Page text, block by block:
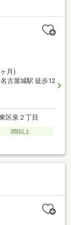
月)
古屋城駅 徒歩12
区泉２丁目
2階以上